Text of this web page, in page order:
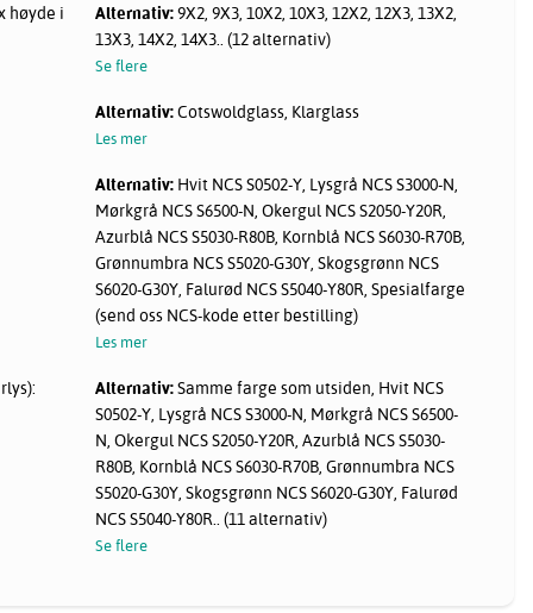
høyde i Alternativ:9X2, 9X3, 10X2, 10X3, 12X2, 12X3, 13X2,
13X3, 14X2, 14X3.. (12 alternativ)
Se flere
Alternativ:Cotswoldglass, Klarglass
Les mer
Alternativ:Hvit NCS S0502-Y, Lysgrå NCS S3000-N,
Mørkgrå NCS S6500-N, Okergul NCS S2050-Y20R,
Azurblå NCS S5030-R80B, Kornblå NCS S6030-R70B,
Grønnumbra NCS S5020-G30Y, Skogsgrønn NCS
S6020-G30Y, Falurød NCS S5040-Y80R, Spesialfarge
(send oss NCS-kode etter bestilling)
Les mer
Alternativ:Samme farge som utsiden, Hvit NCS
S0502-Y, Lysgrå NCS S3000-N, Mørkgrå NCS S6500-
N, Okergul NCS S2050-Y20R, Azurblå NCS S5030-
R80B, Kornblå NCS S6030-R70B, Grønnumbra NCS
S5020-G30Y, Skogsgrønn NCS S6020-G30Y, Falurød
NCS S5040-Y80R.. (11 alternativ)
Se flere